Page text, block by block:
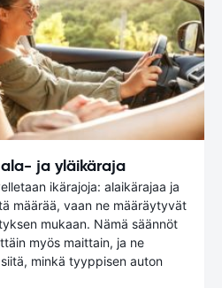
ja yläikäraja
ikärajoja: alaikärajaa ja
määrää, vaan ne määräytyvät
mukaan. Nämä säännöt
myös maittain, ja ne
minkä tyyppisen auton